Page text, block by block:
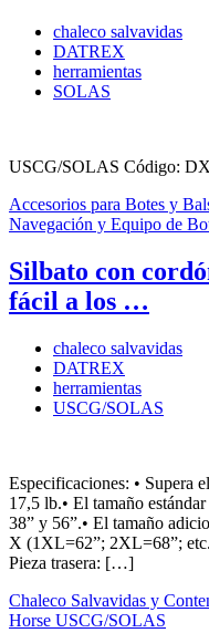
chaleco salvavidas
DATREX
herramientas
SOLAS
USCG/SOLAS Código:
Accesorios para Botes y
Navegación y Equipo de
Silbato con
fácil a los …
chaleco salvavidas
DATREX
herramientas
USCG/SOLAS
Especificaciones: • Supera
17,5 lb.• El tamaño
38” y 56”.• El tamaño
X (1XL=62”; 2XL=68”;
Pieza trasera: […]
Chaleco Salvavidas y
Horse USCG/SOLAS